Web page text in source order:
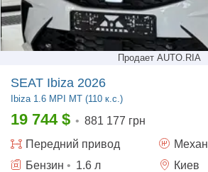
SEAT Ibiza 2026
Ibiza 1.6 MPI MT (110 к.с.)
19 744$ • 881 177 грн
Передний привод
Бензин • 1.6 л Киев
Продает AUTO.RIA